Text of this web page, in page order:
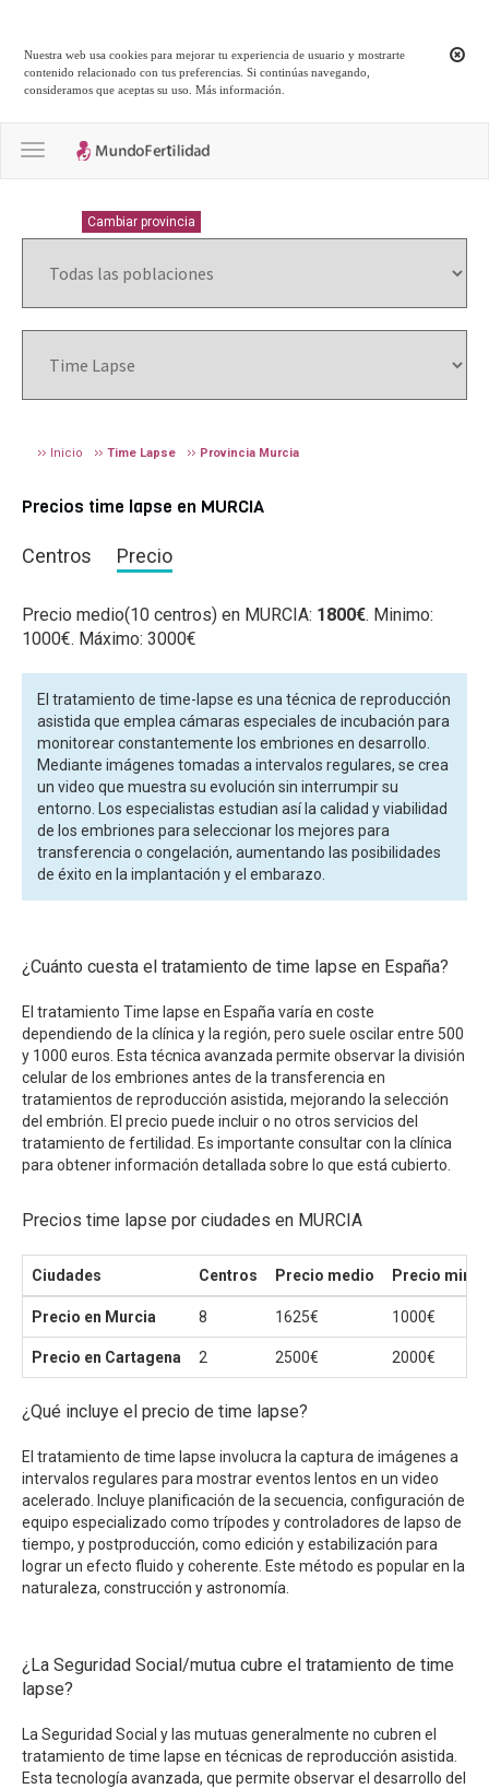
Nuestra web usa cookies para mejorar tu experiencia de usuario y mostrarte
contenido relacionado con tus preferencias. Si continúas navegando,
consideramos que aceptas su uso.Más información
Toggle navigation
Cambiar provincia
Inicio Time Lapse Provincia Murcia
Precios time lapse en MURCIA
Centros Precio
Precio medio(10 centros) en MURCIA: 1800€. Minimo:
1000€. Máximo: 3000€
El tratamiento de time-lapse es una técnica de reproducción
asistida que emplea cámaras especiales de incubación para
monitorear constantemente los embriones en desarrollo.
Mediante imágenes tomadas a intervalos regulares, se crea
un video que muestra su evolución sin interrumpir su
entorno. Los especialistas estudian así la calidad y viabilidad
de los embriones para seleccionar los mejores para
transferencia o congelación, aumentando las posibilidades
de éxito en la implantación y el embarazo.
¿Cuánto cuesta el tratamiento de time lapse en España?
El tratamiento Time lapse en España varía en coste
dependiendo de la clínica y la región, pero suele oscilar entre 500
y 1000 euros. Esta técnica avanzada permite observar la división
celular de los embriones antes de la transferencia en
tratamientos de reproducción asistida, mejorando la selección
del embrión. El precio puede incluir o no otros servicios del
tratamiento de fertilidad. Es importante consultar con la clínica
para obtener información detallada sobre lo que está cubierto.
Precios time lapse por ciudades en MURCIA
Ciudades Centros Precio medio Precio
Precio en Murcia 8 1625€ 1000€
Precio en Cartagena 2 2500€ 2000€
¿Qué incluye el precio de time lapse?
El tratamiento de time lapse involucra la captura de imágenes a
intervalos regulares para mostrar eventos lentos en un video
acelerado. Incluye planificación de la secuencia, configuración de
equipo especializado como trípodes y controladores de lapso de
tiempo, y postproducción, como edición y estabilización para
lograr un efecto fluido y coherente. Este método es popular en la
naturaleza, construcción y astronomía.
¿La Seguridad Social/mutua cubre el tratamiento de time
lapse?
La Seguridad Social y las mutuas generalmente no cubren el
tratamiento de time lapse en técnicas de reproducción asistida.
Esta tecnología avanzada, que permite observar el desarrollo del